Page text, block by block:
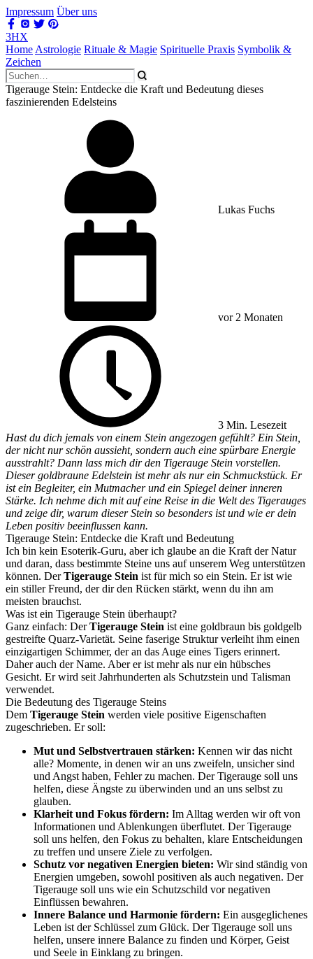
Impressum Über uns
3HX
Home Astrologie Rituale & Magie Spirituelle Praxis Symbolik &
Zeichen
Tigerauge Stein: Entdecke die Kraft und Bedeutung dieses
faszinierenden Edelsteins
Lukas Fuchs
vor 2 Monaten
3 Min. Lesezeit
Hast du dich jemals von einem Stein angezogen gefühlt? Ein Stein,
der nicht nur schön aussieht, sondern auch eine spürbare Energie
ausstrahlt? Dann lass mich dir den Tigerauge Stein vorstellen.
Dieser goldbraune Edelstein ist mehr als nur ein Schmuckstück. Er
ist ein Begleiter, ein Mutmacher und ein Spiegel deiner inneren
Stärke. Ich nehme dich mit auf eine Reise in die Welt des Tigerauges
und zeige dir, warum dieser Stein so besonders ist und wie er dein
Leben positiv beeinflussen kann.
Tigerauge Stein: Entdecke die Kraft und Bedeutung
Ich bin kein Esoterik-Guru, aber ich glaube an die Kraft der Natur
und daran, dass bestimmte Steine uns auf unserem Weg unterstützen
können. DerTigerauge Stein ist für mich so ein Stein. Er ist wie
ein stiller Freund, der dir den Rücken stärkt, wenn du ihn am
meisten brauchst.
Was ist ein Tigerauge Stein überhaupt?
Ganz einfach: DerTigerauge Stein ist eine goldbraun bis goldgelb
gestreifte Quarz-Varietät. Seine faserige Struktur verleiht ihm einen
einzigartigen Schimmer, der an das Auge eines Tigers erinnert.
Daher auch der Name. Aber er ist mehr als nur ein hübsches
Gesicht. Er wird seit Jahrhunderten als Schutzstein und Talisman
verwendet.
Die Bedeutung des Tigerauge Steins
Dem Tigerauge Stein werden viele positive Eigenschaften
zugeschrieben. Er soll:
Mut und Selbstvertrauen stärken: Kennen wir das nicht
alle? Momente, in denen wir an uns zweifeln, unsicher sind
und Angst haben, Fehler zu machen. Der Tigerauge soll uns
helfen, diese Ängste zu überwinden und an uns selbst zu
glauben.
Klarheit und Fokus fördern: Im Alltag werden wir oft von
Informationen und Ablenkungen überflutet. Der Tigerauge
soll uns helfen, den Fokus zu behalten, klare Entscheidungen
zu treffen und unsere Ziele zu verfolgen.
Schutz vor negativen Energien bieten: Wir sind ständig von
Energien umgeben, sowohl positiven als auch negativen. Der
Tigerauge soll uns wie ein Schutzschild vor negativen
Einflüssen bewahren.
Innere Balance und Harmonie fördern: Ein ausgeglichenes
Leben ist der Schlüssel zum Glück. Der Tigerauge soll uns
helfen, unsere innere Balance zu finden und Körper, Geist
und Seele in Einklang zu bringen.